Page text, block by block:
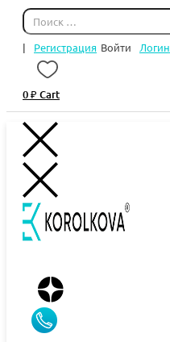
| Регистрация Войти Логин
0₽ Cart